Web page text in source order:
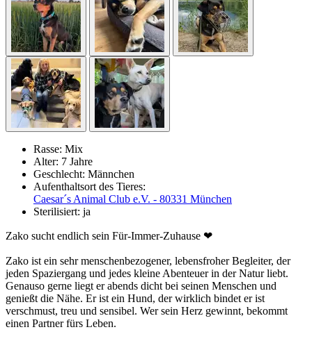
Rasse: Mix
Alter: 7 Jahre
Geschlecht: Männchen
Aufenthaltsort des Tieres:
Caesar´s Animal Club e.V. - 80331 München
Sterilisiert: ja
Zako sucht endlich sein Für-Immer-Zuhause ❤
Zako ist ein sehr menschenbezogener, lebensfroher Begleiter, der
jeden Spaziergang und jedes kleine Abenteuer in der Natur liebt.
Genauso gerne liegt er abends dicht bei seinen Menschen und
genießt die Nähe. Er ist ein Hund, der wirklich bindet er ist
verschmust, treu und sensibel. Wer sein Herz gewinnt, bekommt
einen Partner fürs Leben.